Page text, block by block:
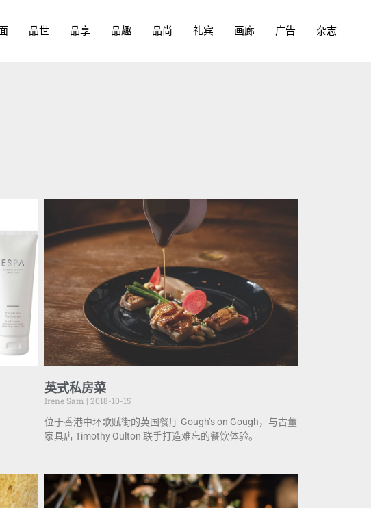
品世 品享 品趣 品尚 礼宾 画廊 广告 杂志
英式私房菜
Irene Sam
2018-10-15
位于香港中环歌赋街的英国餐厅 Gough’s on Gough，与古董
家具店 Timothy Oulton 联手打造难忘的餐饮体验。